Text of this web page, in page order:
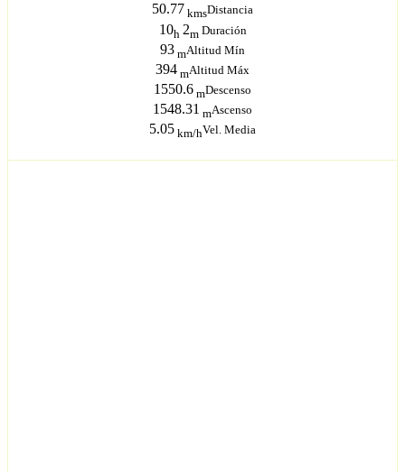
50.77 kmsDistancia
10h 2m Duración
93 mAltitud Mín
394 mAltitud Máx
1550.6 mDescenso
1548.31 mAscenso
5.05 km/hVel. Media